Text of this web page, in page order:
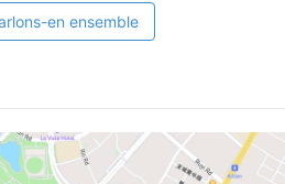
en ensemble